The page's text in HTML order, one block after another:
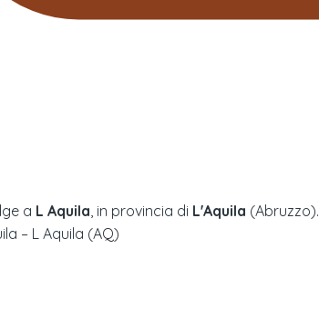
a L Aquila , in provincia di L'Aquila (Abruzzo).
– L Aquila (AQ)